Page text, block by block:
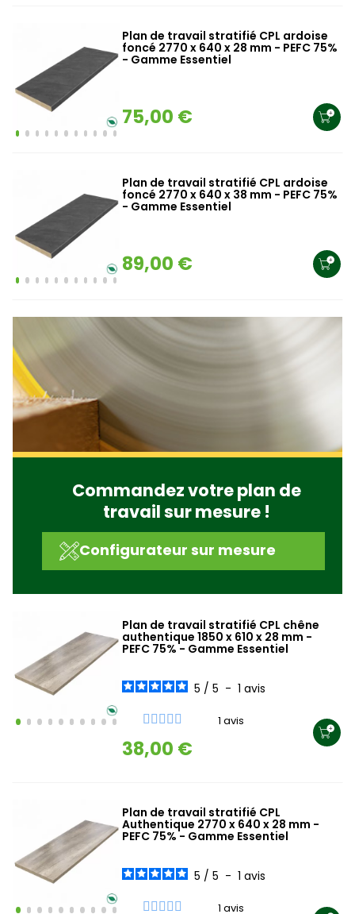
Plan de travail stratifié CPL ardoise
foncé 2770 x 640 x 28 mm - PEFC 75%
- Gamme Essentiel
75,00 €
Plan de travail stratifié CPL ardoise
foncé 2770 x 640 x 38 mm - PEFC 75%
- Gamme Essentiel
89,00 €
Commandez votre plan de
travail sur mesure !
Configurateur sur mesure
Plan de travail stratifié CPL chêne
authentique 1850 x 610 x 28 mm -
PEFC 75% - Gamme Essentiel
5 / 5 - 1 avis
1 avis
38,00 €
Plan de travail stratifié CPL
Authentique 2770 x 640 x 28 mm -
PEFC 75% - Gamme Essentiel
5 / 5 - 1 avis
1 avis